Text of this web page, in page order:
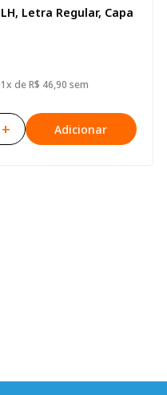
Letra Regular, Capa
de R$ 46,90 sem
+ Adicionar